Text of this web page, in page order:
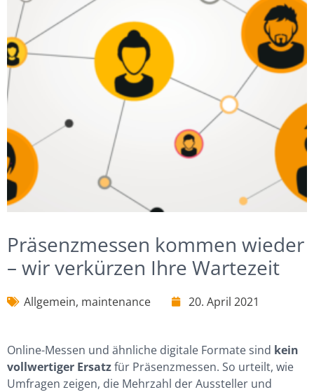
Präsenzmessen kommen wieder
– wir verkürzen Ihre Wartezeit
Allgemein, maintenance 20. April 2021
Online-Messen und ähnliche digitale Formate sind kein
vollwertiger Ersatzfür Präsenzmessen. So urteilt, wie
Umfragen zeigen, die Mehrzahl der Aussteller und